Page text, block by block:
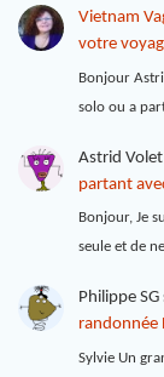
Vietnam
votre
Bonjour
solo ou a
Astrid Volet
partant
Bonjour, Je
seule et de
Philippe SG
randonnée
Sylvie Un